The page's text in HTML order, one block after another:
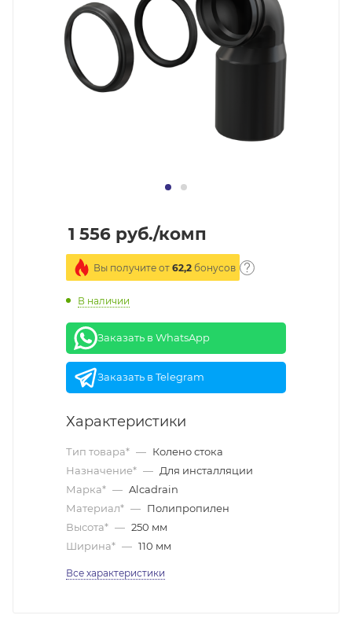
1 556 руб./комп
Вы получите от 62,2 бонусов
В наличии
Заказать в WhatsApp
Заказать в Telegram
Характеристики
Тип товара* — Колено стока
Назначение* — Для инсталляции
Марка* — Alcadrain
Материал* — Полипропилен
Высота* — 250 мм
Ширина* — 110 мм
Все характеристики